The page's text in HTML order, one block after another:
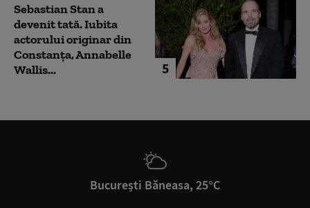
5
Sebastian Stan a
devenit tată. Iubita
actorului originar din
Constanța, Annabelle
Wallis...
București Băneasa, 25°C